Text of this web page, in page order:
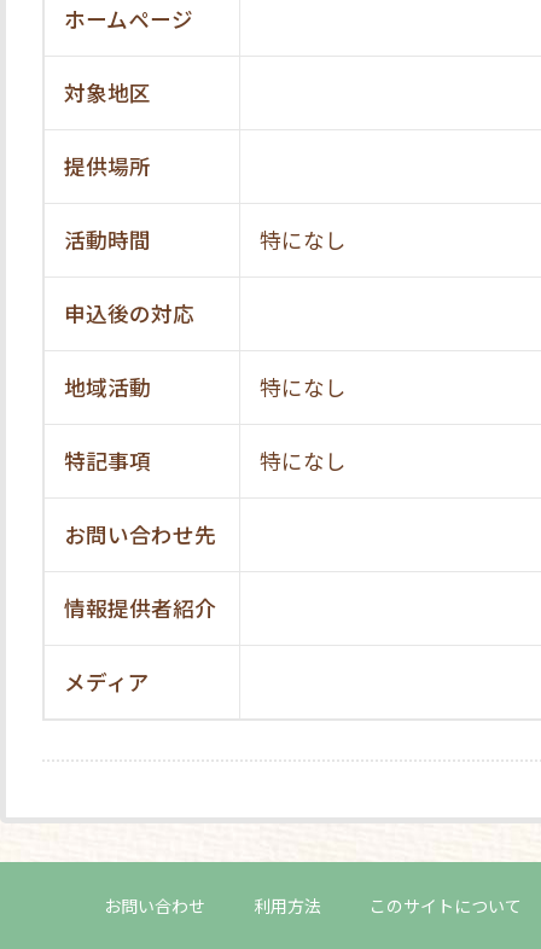
ホームページ
対象地区
提供場所
活動時間 特になし
申込後の対応
地域活動 特になし
特記事項 特になし
お問い合わせ先
情報提供者紹介
メディア
お問い合わせ 利用方法 このサイトについて